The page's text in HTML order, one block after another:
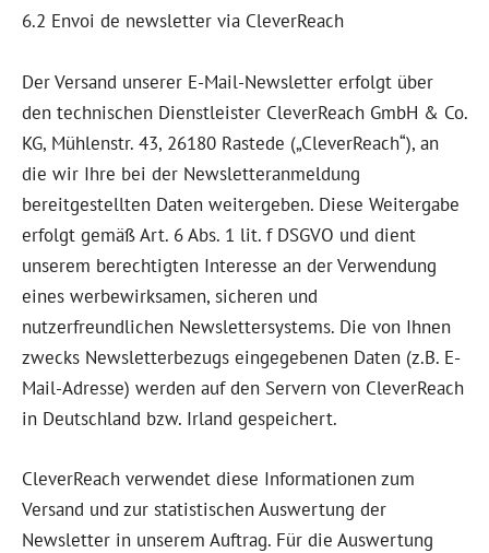
6.2 Envoi de newsletter via CleverReach
Der Versand unserer E-Mail-Newsletter erfolgt über
den technischen Dienstleister CleverReach GmbH & Co.
KG, Mühlenstr. 43, 26180 Rastede („CleverReach“), an
die wir Ihre bei der Newsletteranmeldung
bereitgestellten Daten weitergeben. Diese Weitergabe
erfolgt gemäß Art. 6 Abs. 1 lit. f DSGVO und dient
unserem berechtigten Interesse an der Verwendung
eines werbewirksamen, sicheren und
nutzerfreundlichen Newslettersystems. Die von Ihnen
zwecks Newsletterbezugs eingegebenen Daten (z.B. E-
Mail-Adresse) werden auf den Servern von CleverReach
in Deutschland bzw. Irland gespeichert.
CleverReach verwendet diese Informationen zum
Versand und zur statistischen Auswertung der
Newsletter in unserem Auftrag. Für die Auswertung